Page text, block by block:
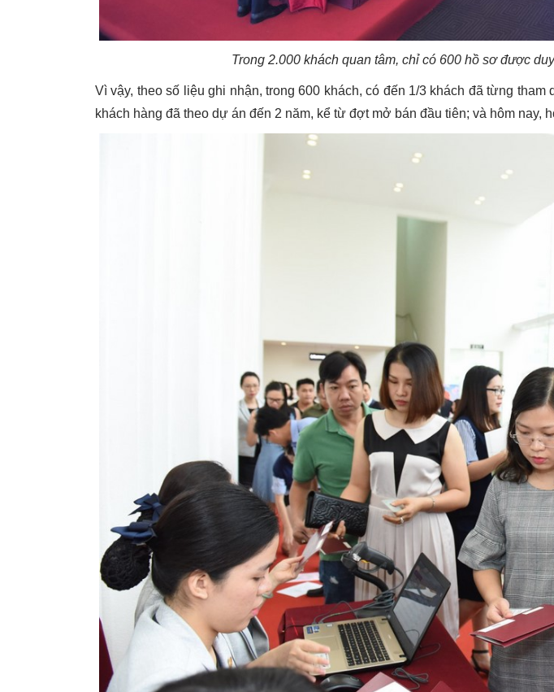
Trong 2.000 khách quan tâm, chỉ có 600 hồ sơ được
Vì vậy, theo số liệu ghi nhận, trong 600 khách, có đến 1/3 khách đã từng
khách hàng đã theo dự án đến 2 năm, kể từ đợt mở bán đầu tiên; và hôm nay,